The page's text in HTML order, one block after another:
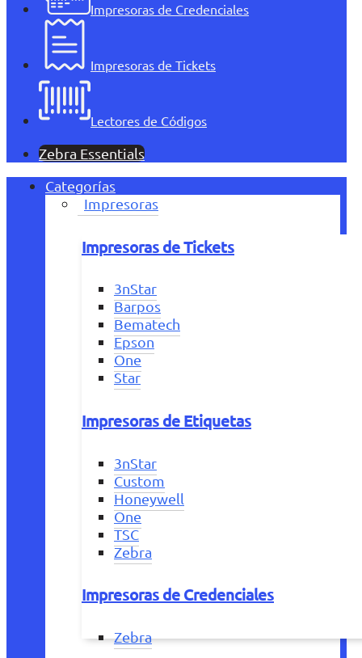
Impresoras de Credenciales
Impresoras de Tickets
Lectores de Códigos
Zebra Essentials
Categorías
Impresoras
Impresoras de Tickets
3nStar
Barpos
Bematech
Epson
One
Star
Impresoras de Etiquetas
3nStar
Custom
Honeywell
One
TSC
Zebra
Impresoras de Credenciales
Zebra